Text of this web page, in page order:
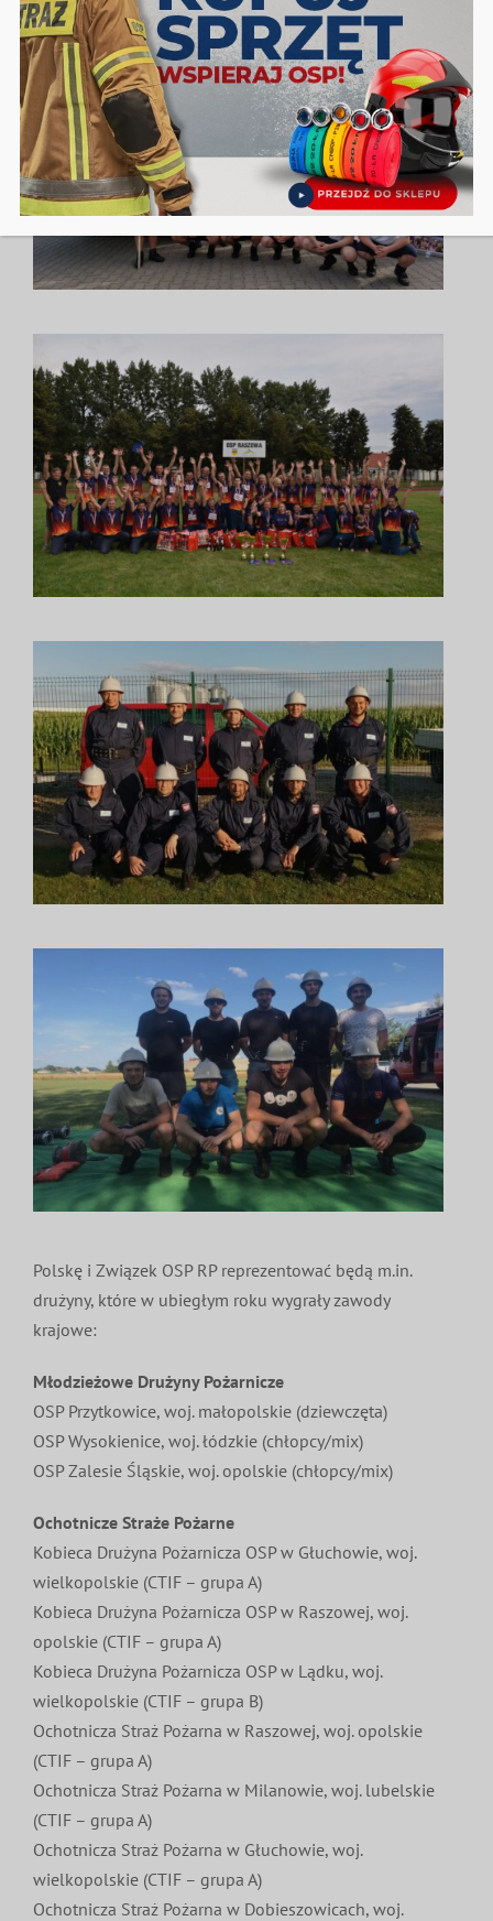
Polskę i Związek OSP RP reprezentować będą m.in.
drużyny, które w ubiegłym roku wygrały zawody
krajowe:
Młodzieżowe Drużyny Pożarnicze
OSP Przytkowice, woj. małopolskie (dziewczęta)
OSP Wysokienice, woj. łódzkie (chłopcy/mix)
OSP Zalesie Śląskie, woj. opolskie (chłopcy/mix)
Ochotnicze Straże Pożarne
Kobieca Drużyna Pożarnicza OSP w Głuchowie, woj.
wielkopolskie (CTIF – grupa A)
Kobieca Drużyna Pożarnicza OSP w Raszowej, woj.
opolskie (CTIF – grupa A)
Kobieca Drużyna Pożarnicza OSP w Lądku, woj.
wielkopolskie (CTIF – grupa B)
Ochotnicza Straż Pożarna w Raszowej, woj. opolskie
(CTIF – grupa A)
Ochotnicza Straż Pożarna w Milanowie, woj. lubelskie
(CTIF – grupa A)
Ochotnicza Straż Pożarna w Głuchowie, woj.
wielkopolskie (CTIF – grupa A)
Ochotnicza Straż Pożarna w Dobieszowicach, woj.